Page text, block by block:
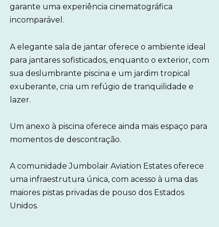
garante uma experiência cinematográfica
incomparável.
A elegante sala de jantar oferece o ambiente ideal
para jantares sofisticados, enquanto o exterior, com
sua deslumbrante piscina e um jardim tropical
exuberante, cria um refúgio de tranquilidade e
lazer.
Um anexo à piscina oferece ainda mais espaço para
momentos de descontração.
A comunidade Jumbolair Aviation Estates oferece
uma infraestrutura única, com acesso à uma das
maiores pistas privadas de pouso dos Estados
Unidos.